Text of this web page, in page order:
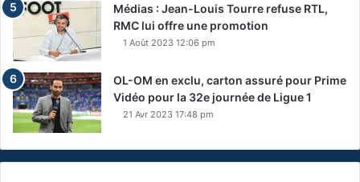
Médias : Jean-Louis Tourre refuse RTL,
RMC lui offre une promotion
1 Août 2023 12:06 pm
OL-OM en exclu, carton assuré pour Prime
Vidéo pour la 32e journée de Ligue 1
21 Avr 2023 17:48 pm